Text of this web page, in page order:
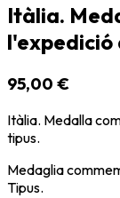
Itàlia.
l'expedició
95,00 €
Itàlia. Medalla
tipus.
Medaglia
Tipus.